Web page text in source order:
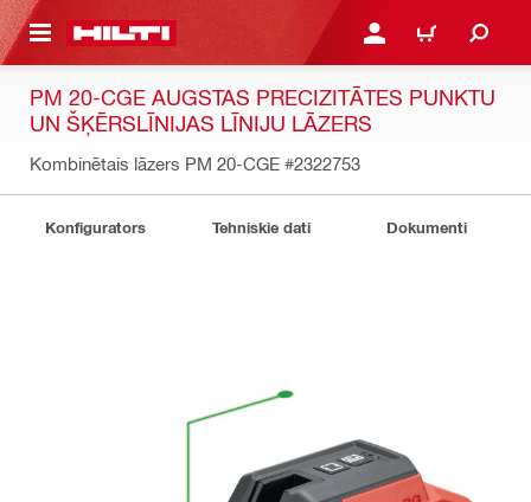
SATURU PIESLĒGTIES VAI
IEPIRKŠANĀS
PM 20-CGE AUGSTAS PRECIZITĀTES PUNKTU
UN ŠĶĒRSLĪNIJAS LĪNIJU LĀZERS
Kombinētais lāzers PM 20-CGE #2322753
Konfigurators Tehniskie dati Dokumenti